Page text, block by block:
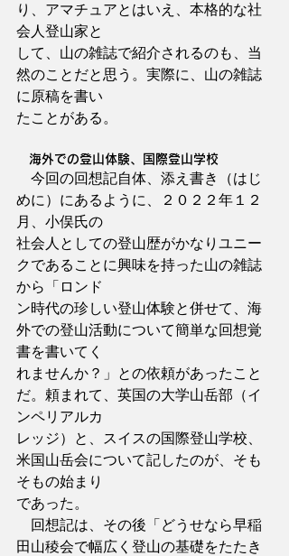
り、アマチュアとはいえ、本格的な社
会人登山家と
して、山の雑誌で紹介されるのも、当
然のことだと思う。実際に、山の雑誌
に原稿を書い
たことがある。
海外での登山体験、国際登山学校
今回の回想記自体、添え書き（はじ
めに）にあるように、２０２２年１２
月、小俣氏の
社会人としての登山歴がかなりユニー
クであることに興味を持った山の雑誌
から「ロンド
ン時代の珍しい登山体験と併せて、海
外での登山活動について簡単な回想覚
書を書いてく
れませんか？」との依頼があったこと
だ。頼まれて、英国の大学山岳部（イ
ンペリアルカ
レッジ）と、スイスの国際登山学校、
米国山岳会について記したのが、そも
そもの始まり
であった。
回想記は、その後「どうせなら早稲
田山稜会で幅広く登山の基礎をたたき